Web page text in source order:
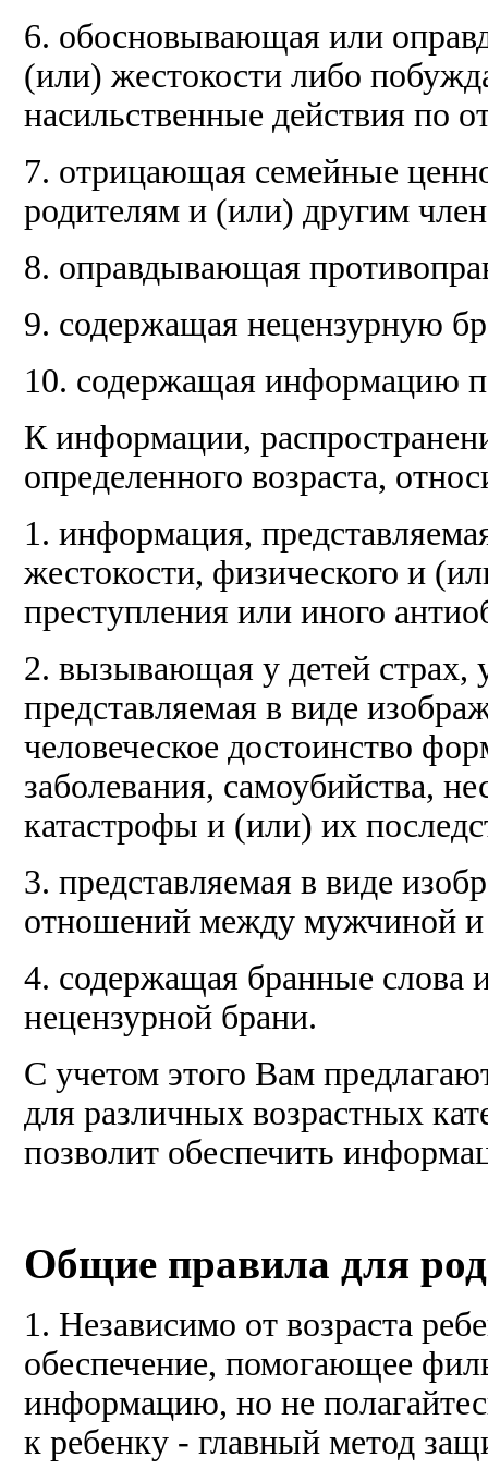
6. обосновывающая или
(или) жестокости либо
насильственные действия
7. отрицающая семейные
родителям и (или) другим
8. оправдывающая
9. содержащая нецензурную
10. содержащая информацию
К информации,
определенного возраста,
1. информация,
жестокости, физического и
преступления или иного
2. вызывающая у детей страх,
представляемая в виде
человеческое достоинство
заболевания, самоубийства,
катастрофы и (или) их
3. представляемая в виде
отношений между мужчиной
4. содержащая бранные слова
нецензурной брани.
С учетом этого Вам
для различных возрастных
позволит обеспечить
Общие правила для
1. Независимо от возраста
обеспечение, помогающее
информацию, но не
к ребенку - главный метод